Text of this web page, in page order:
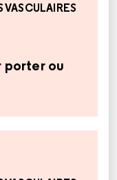
porter ou